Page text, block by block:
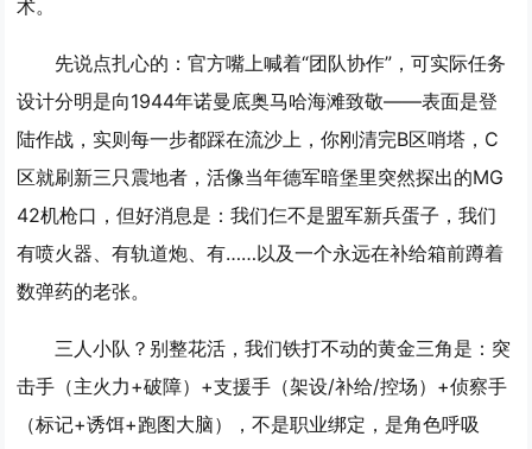
术。
先说点扎心的：官方嘴上喊着“团队协作”，可实际任务
设计分明是向1944年诺曼底奥马哈海滩致敬——表面是登
陆作战，实则每一步都踩在流沙上，你刚清完B区哨塔，C
区就刷新三只震地者，活像当年德军暗堡里突然探出的MG
42机枪口，但好消息是：我们仨不是盟军新兵蛋子，我们
有喷火器、有轨道炮、有……以及一个永远在补给箱前蹲着
数弹药的老张。
三人小队？别整花活，我们铁打不动的黄金三角是： 突
击手（主火力+破障）+支援手（架设/补给/控场）+侦察手
（标记+诱饵+跑图大脑）
，不是职业绑定，是角色呼吸